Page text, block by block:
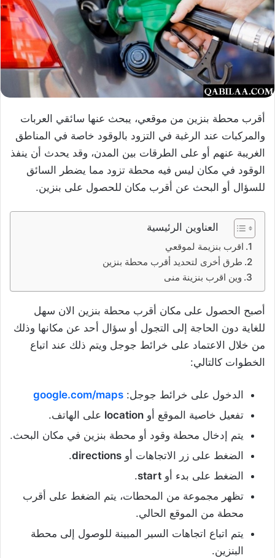
أقرب محطة بنزين من موقعي، يبحث عنها سائقي العربات
والمركبات عند الرغبة في التزود بالوقود خاصة في المناطق
الغريبة عنهم أو على الطرقات بين المدن، وقد يحدث أن ينفذ
الوقود في مكان ليس فيه محطة تزود مما يضطر السائق
للسؤال أو البحث عن أقرب مكان للحصول على بنزين.
العناوين الرئيسية
اقرب بنزيمة لموقعي
طرق أخرى لتحديد أقرب محطة بنزين
وين اقرب بنزينة منى
أصبح الحصول على مكان أقرب محطة بنزين الان سهل
للغاية دون الحاجة إلى التجول أو سؤال أحد عن مكانها وذلك
من خلال الاعتماد على خرائط جوجل ويتم ذلك عند اتباع
الخطوات كالتالي:
الدخول على خرائط جوجل: google.com/maps
تفعيل خاصية الموقع أو location على الهاتف.
يتم إدخال محطة وقود أو محطة بنزين في مكان البحث.
الضغط على زر الاتجاهات أو directions
.
الضغط على بدء أو start
.
تظهر مجموعة من المحطات، يتم الضغط على أقرب
محطة من الموقع الحالي.
يتم اتباع اتجاهات السير المبينة للوصول إلى محطة
البنزين.